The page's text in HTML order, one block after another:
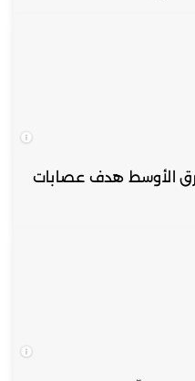
الأوسط هدف عصابات